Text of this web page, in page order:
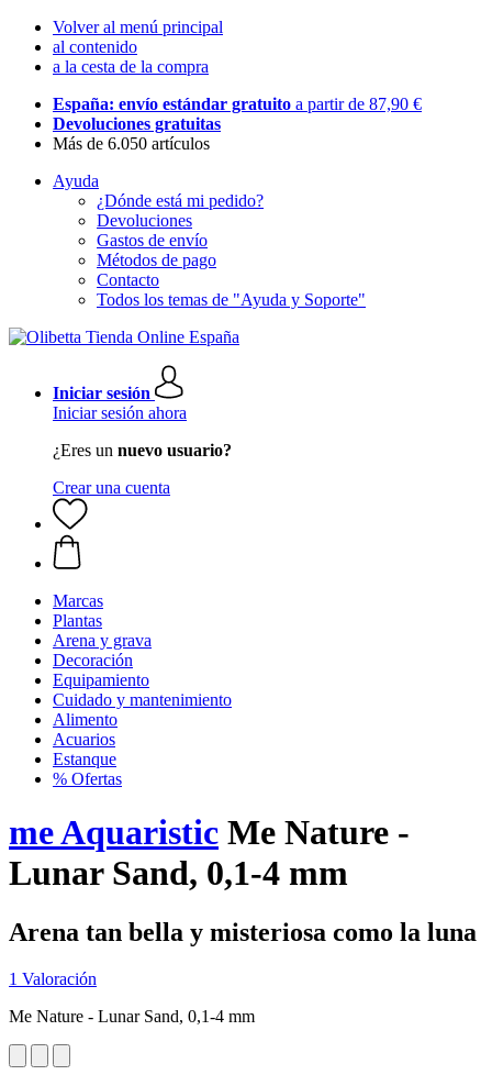
Volver al menú principal
al contenido
a la cesta de la compra
España: envío estándar gratuito a partir de 87,90 €
Devoluciones gratuitas
Más de 6.050 artículos
Ayuda
¿Dónde está mi pedido?
Devoluciones
Gastos de envío
Métodos de pago
Contacto
Todos los temas de "Ayuda y Soporte"
Iniciar sesión
Iniciar sesión ahora
¿Eres un nuevo usuario?
Crear una cuenta
Marcas
Plantas
Arena y grava
Decoración
Equipamiento
Cuidado y mantenimiento
Alimento
Acuarios
Estanque
% Ofertas
me Aquaristic Me Nature -
Lunar Sand, 0,1-4 mm
Arena tan bella y misteriosa como la luna
1 Valoración
Me Nature - Lunar Sand, 0,1-4 mm